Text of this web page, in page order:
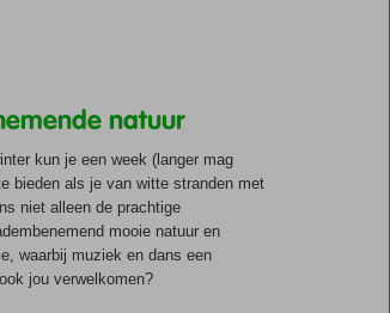
natuur
kun je een week (langer mag
bieden als je van witte stranden met
niet alleen de prachtige
mooie natuur en
waarbij muziek en dans een
jou verwelkomen?